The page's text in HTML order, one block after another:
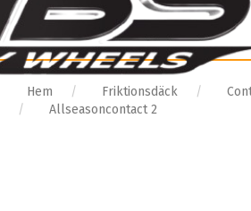
Hem Friktionsdäck
Allseasoncontact 2